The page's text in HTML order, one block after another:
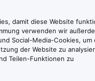
damit diese Website
verwenden wir
Social-Media-Cookies, um
der Website zu
Teilen-Funktionen zu